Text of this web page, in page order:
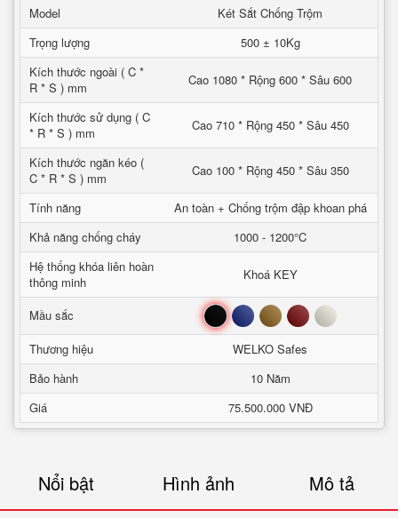
Model
Két Sắt Chống Trộm
Trọng lượng
500 ± 10Kg
Kích thước ngoài ( C *
R * S ) mm
Cao 1080 * Rộng 600 * Sâu 600
Kích thước sử dụng ( C
* R * S ) mm
Cao 710 * Rộng 450 * Sâu 450
Kích thước ngăn kéo (
C * R * S ) mm
Cao 100 * Rộng 450 * Sâu 350
Tính năng
An toàn + Chống trộm đập khoan phá
Khả năng chống cháy
1000 - 1200°C
Hệ thống khóa liên hoàn
thông minh
Khoá KEY
Mầu sắc Đen Xanh Nâu Đỏ Trắng
Thương hiệu
WELKO Safes
Bảo hành
10 Năm
Giá
75.500.000 VNĐ
Nổi bật Hình ảnh Mô tả